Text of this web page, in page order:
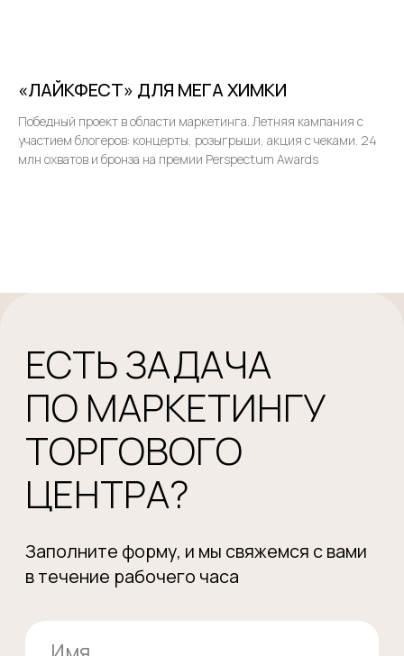
«ЛАЙКФЕСТ» ДЛЯ МЕГА ХИМКИ
Победный проект в области маркетинга. Летняя кампания с
участием блогеров: концерты, розыгрыши, акция с чеками. 24
млн охватов и бронза на премии Perspectum Awards